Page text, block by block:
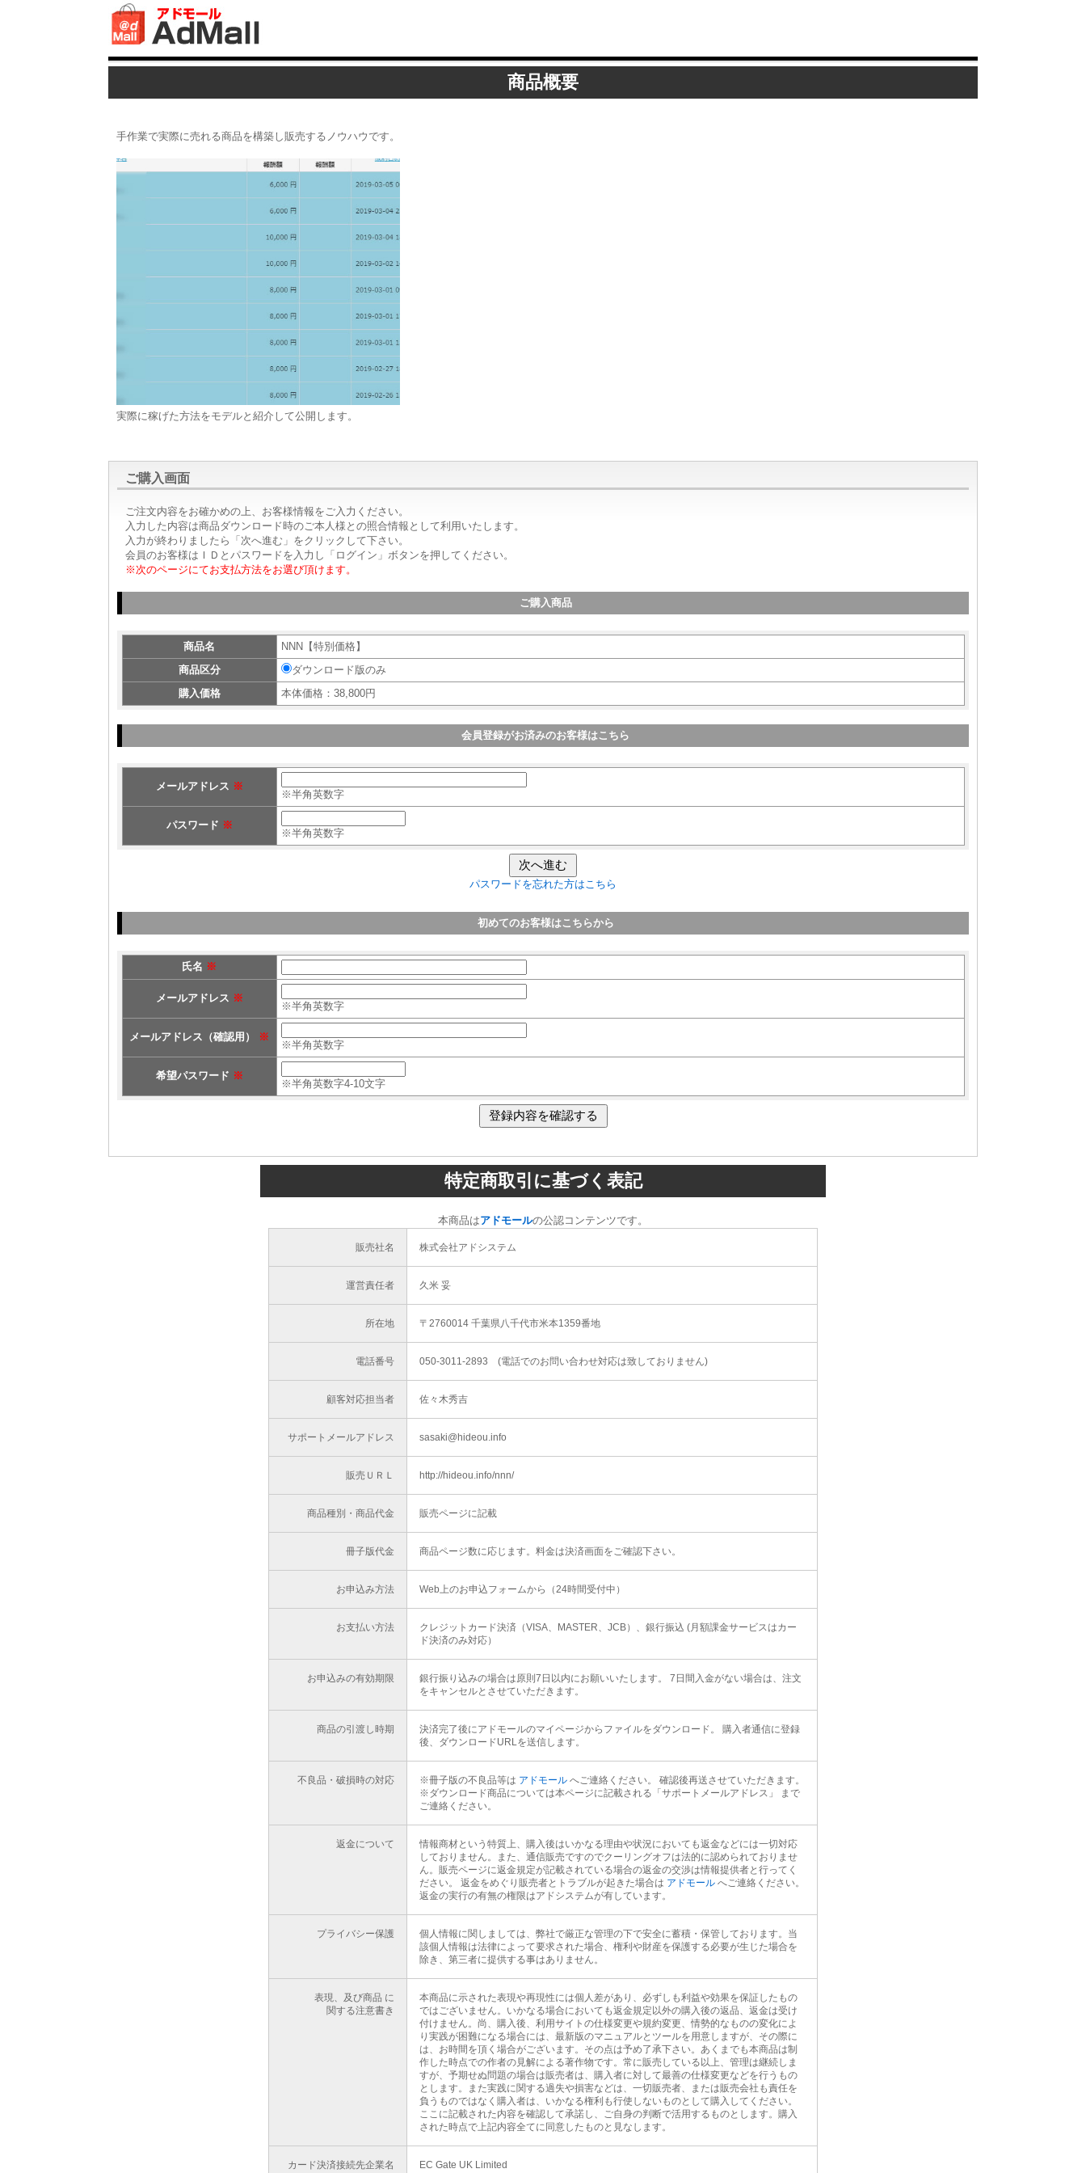
商品概要
手作業で実際に売れる商品を構築し販売するノウハウです。
実際に稼げた方法をモデルと紹介して公開します。
ご購入画面
ご注文内容をお確かめの上、お客様情報をご入力ください。
入力した内容は商品ダウンロード時のご本人様との照合情報として利用いたします。
入力が終わりましたら「次へ進む」をクリックして下さい。
会員のお客様はＩＤとパスワードを入力し「ログイン」ボタンを押してください。
※次のページにてお支払方法をお選び頂けます。
ご購入商品
商品名
NNN【特別価格】
商品区分
ダウンロード版のみ
購入価格
本体価格：38,800円
会員登録がお済みのお客様はこちら
メールアドレス ※
※半角英数字
パスワード ※
※半角英数字
パスワードを忘れた方はこちら
初めてのお客様はこちらから
氏名 ※
メールアドレス ※
※半角英数字
メールアドレス（確認用） ※
※半角英数字
希望パスワード ※
※半角英数字4-10文字
特定商取引に基づく表記
本商品はアドモールの公認コンテンツです。
販売社名 株式会社アドシステム
運営責任者 久米 妥
所在地 〒2760014 千葉県八千代市米本1359番地
電話番号 050-3011-2893 (電話でのお問い合わせ対応は致しておりません)
顧客対応担当者 佐々木秀吉
サポートメールアドレス sasaki@hideou.info
販売ＵＲＬ http://hideou.info/nnn/
商品種別・商品代金 販売ページに記載
冊子版代金 商品ページ数に応じます。料金は決済画面をご確認下さい。
お申込み方法 Web上のお申込フォームから（24時間受付中）
お支払い方法
クレジットカード決済（VISA、MASTER、JCB）、銀行振込 (月額課金サービスはカー
ド決済のみ対応）
お申込みの有効期限
銀行振り込みの場合は原則7日以内にお願いいたします。 7日間入金がない場合は、注文
をキャンセルとさせていただきます。
商品の引渡し時期
決済完了後にアドモールのマイページからファイルをダウンロード。 購入者通信に登録
後、ダウンロードURLを送信します。
不良品・破損時の対応 ※冊子版の不良品等は アドモール へご連絡ください。 確認後再送させていただきます。
※ダウンロード商品については本ページに記載される「サポートメールアドレス」 まで
ご連絡ください。
返金について
情報商材という特質上、購入後はいかなる理由や状況においても返金などには一切対応
しておりません。また、通信販売ですのでクーリングオフは法的に認められておりませ
ん。販売ページに返金規定が記載されている場合の返金の交渉は情報提供者と行ってく
ださい。 返金をめぐり販売者とトラブルが起きた場合は アドモール へご連絡ください。
返金の実行の有無の権限はアドシステムが有しています。
プライバシー保護
個人情報に関しましては、弊社で厳正な管理の下で安全に蓄積・保管しております。当
該個人情報は法律によって要求された場合、権利や財産を保護する必要が生じた場合を
除き、第三者に提供する事はありません。
表現、及び商品 に
関する注意書き
本商品に示された表現や再現性には個人差があり、必ずしも利益や効果を保証したもの
ではございません。いかなる場合においても返金規定以外の購入後の返品、返金は受け
付けません。尚、購入後、利用サイトの仕様変更や規約変更、情勢的なものの変化によ
り実践が困難になる場合には、最新版のマニュアルとツールを用意しますが、その際に
は、お時間を頂く場合がございます。その点は予め了承下さい。あくまでも本商品は制
作した時点での作者の見解による著作物です。常に販売している以上、管理は継続しま
すが、予期せぬ問題の場合は販売者は、購入者に対して最善の仕様変更などを行うもの
とします。また実践に関する過失や損害などは、一切販売者、または販売会社も責任を
負うものではなく購入者は、いかなる権利も行使しないものとして購入してください。
ここに記載された内容を確認して承諾し、ご自身の判断で活用するものとします。購入
された時点で上記内容全てに同意したものと見なします。
カード決済接続先企業名
EC Gate UK Limited